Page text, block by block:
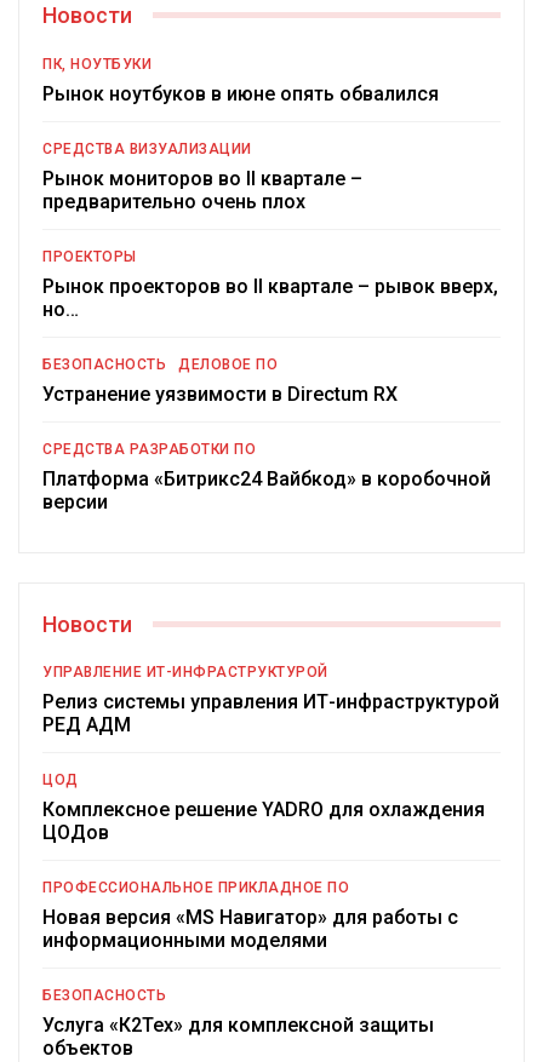
Новости
ПК, НОУТБУКИ
Рынок ноутбуков в июне опять обвалился
СРЕДСТВА ВИЗУАЛИЗАЦИИ
Рынок мониторов во II квартале –
предварительно очень плох
ПРОЕКТОРЫ
Рынок проекторов во II квартале – рывок вверх,
но…
БЕЗОПАСНОСТЬ ДЕЛОВОЕ ПО
Устранение уязвимости в Directum RX
СРЕДСТВА РАЗРАБОТКИ ПО
Платформа «Битрикс24 Вайбкод» в коробочной
версии
Новости
УПРАВЛЕНИЕ ИТ-ИНФРАСТРУКТУРОЙ
Релиз системы управления ИТ-инфраструктурой
РЕД АДМ
ЦОД
Комплексное решение YADRO для охлаждения
ЦОДов
ПРОФЕССИОНАЛЬНОЕ ПРИКЛАДНОЕ ПО
Новая версия «MS Навигатор» для работы с
информационными моделями
БЕЗОПАСНОСТЬ
Услуга «К2Тех» для комплексной защиты
объектов